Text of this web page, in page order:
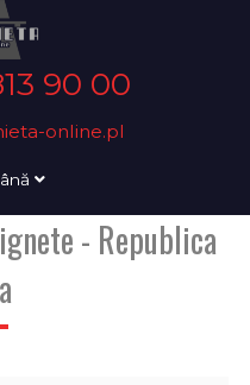
90 00
online.pl
- Republica